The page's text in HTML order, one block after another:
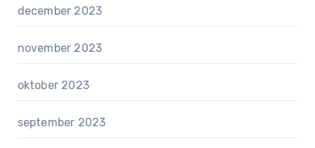
december 2023
november 2023
oktober 2023
september 2023